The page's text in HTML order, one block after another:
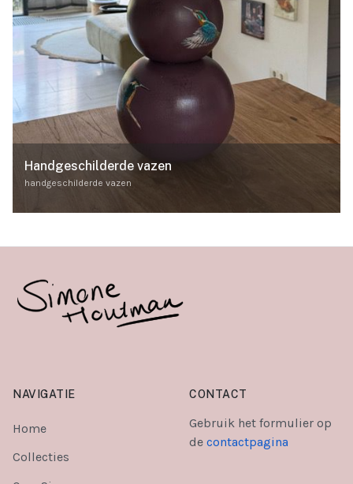
Handgeschilderde vazen
handgeschilderde vazen
NAVIGATIE
Home
Collecties
CONTACT
Gebruik het formulier op
de contactpagina